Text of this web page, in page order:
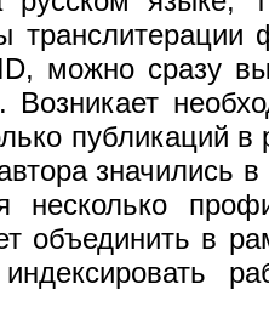
можно сразу
публикаций
значились в
несколько
объединить в